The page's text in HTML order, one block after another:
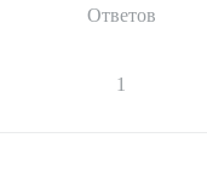
Ответов
1